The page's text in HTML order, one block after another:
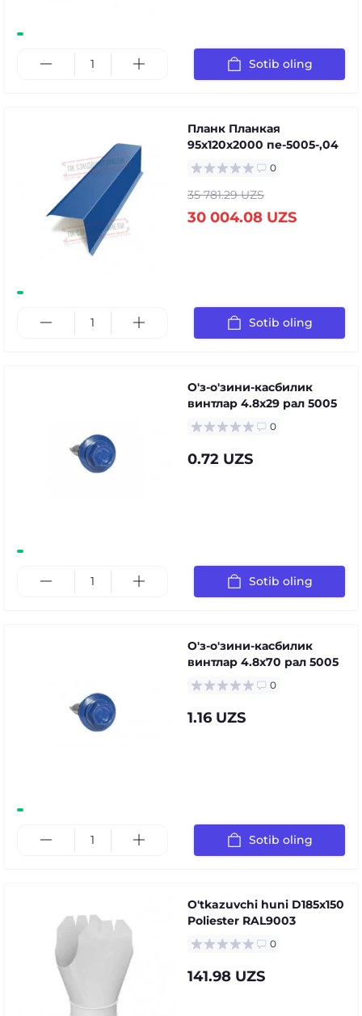
Sotib oling
Планк Планкая
95x120x2000 пе-5005-,04
0
35 781.29 UZS
30 004.08 UZS
Sotib oling
О'з-о'зини-касбилик
винтлар 4.8x29 рал 5005
0
0.72 UZS
Sotib oling
О'з-о'зини-касбилик
винтлар 4.8x70 рал 5005
0
1.16 UZS
Sotib oling
O'tkazuvchi huni D185х150
Poliester RAL9003
0
141.98 UZS